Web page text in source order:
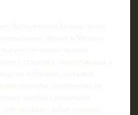
было немного больше: более
Эррани и Мелихар
борьбу, улучшили процент
и старались чаще атаковать у
и Носкова сохраняли
моменты, практически не
ошибок в решающих
слабые стороны